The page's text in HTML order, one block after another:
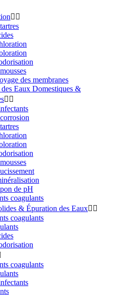
 
des membranes
Eaux Domestiques &
 
de pH
coagulants
& Épuration des Eaux 
coagulants
coagulants